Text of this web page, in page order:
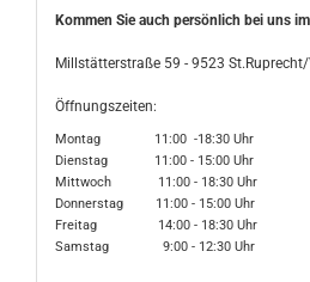
Kommen Sie auch persönlich bei uns
Millstätterstraße 59 - 9523
Öffnungszeiten:
Montag 11:00 -18:30 Uhr
Dienstag 11:00 - 15:00 Uhr
Mittwoch 11:00 - 18:30 Uhr
Donnerstag 11:00 - 15:00 Uhr
Freitag 14:00 - 18:30 Uhr
Samstag 9:00 - 12:30 Uhr